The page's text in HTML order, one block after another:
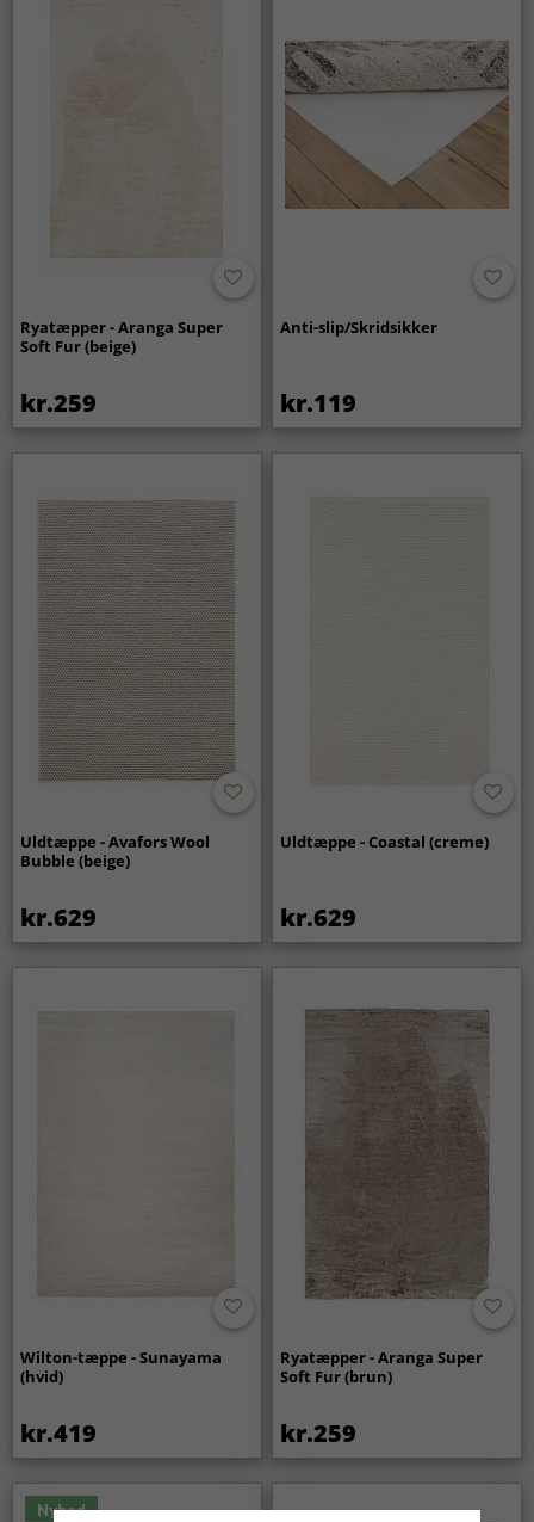
Ryatæpper - Aranga Super
Soft Fur (beige)
kr.259
Anti-slip/Skridsikker
kr.119
Uldtæppe - Avafors Wool
Bubble (beige)
kr.629
Uldtæppe - Coastal (creme)
kr.629
Wilton-tæppe - Sunayama
(hvid)
kr.419
Ryatæpper - Aranga Super
Soft Fur (brun)
kr.259
Nyhed